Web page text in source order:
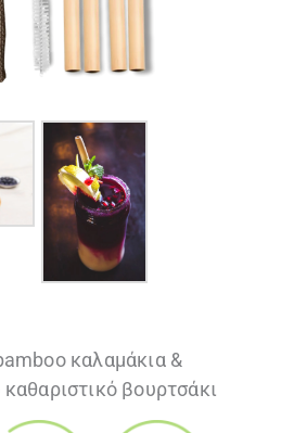
καλαμάκια &
βουρτσάκι